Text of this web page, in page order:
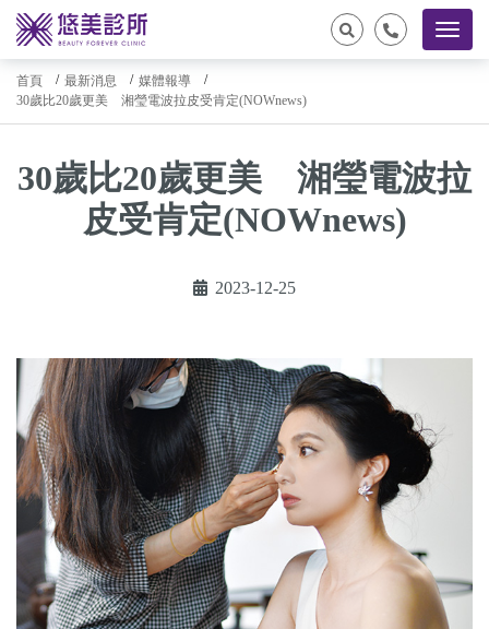
首頁 最新消息
媒體報導
30歲比20歲更美 湘瑩電波拉皮受肯定(NOWnews)
30歲比20歲更美 湘瑩電波拉
皮受肯定(NOWnews)
2023-12-25